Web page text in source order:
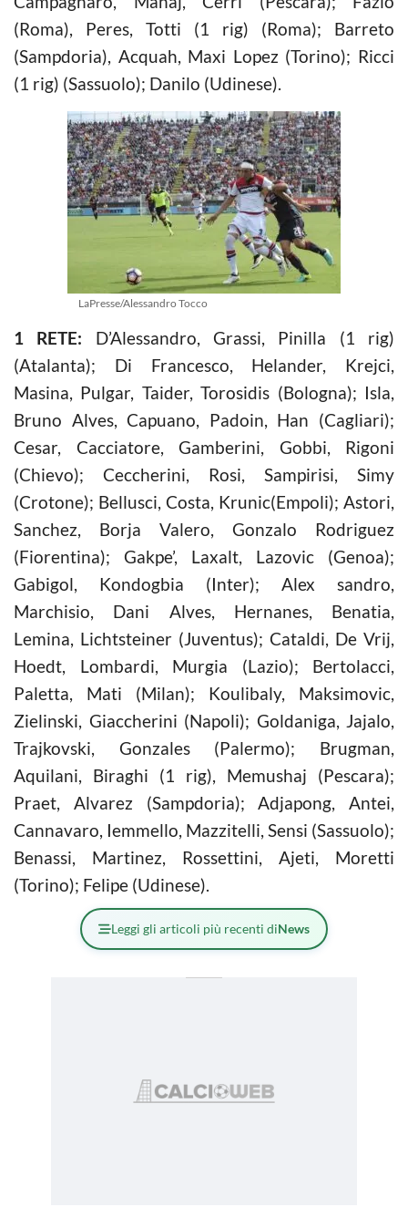
(Roma), Peres, Totti (1 rig) (Roma); Barreto
(Sampdoria), Acquah, Maxi Lopez (Torino); Ricci
(1 rig) (Sassuolo); Danilo (Udinese).
LaPresse/Alessandro Tocco
1 RETE: D’Alessandro, Grassi, Pinilla (1 rig)
(Atalanta); Di Francesco, Helander, Krejci,
Masina, Pulgar, Taider, Torosidis (Bologna); Isla,
Bruno Alves, Capuano, Padoin, Han (Cagliari);
Cesar, Cacciatore, Gamberini, Gobbi, Rigoni
(Chievo); Ceccherini, Rosi, Sampirisi, Simy
(Crotone); Bellusci, Costa, Krunic(Empoli); Astori,
Sanchez, Borja Valero, Gonzalo Rodriguez
(Fiorentina); Gakpe’, Laxalt, Lazovic (Genoa);
Gabigol, Kondogbia (Inter); Alex sandro,
Marchisio, Dani Alves, Hernanes, Benatia,
Lemina, Lichtsteiner (Juventus); Cataldi, De Vrij,
Hoedt, Lombardi, Murgia (Lazio); Bertolacci,
Paletta, Mati (Milan); Koulibaly, Maksimovic,
Zielinski, Giaccherini (Napoli); Goldaniga, Jajalo,
Trajkovski, Gonzales (Palermo); Brugman,
Aquilani, Biraghi (1 rig), Memushaj (Pescara);
Praet, Alvarez (Sampdoria); Adjapong, Antei,
Cannavaro, Iemmello, Mazzitelli, Sensi (Sassuolo);
Benassi, Martinez, Rossettini, Ajeti, Moretti
(Torino); Felipe (Udinese).
Leggi gli articoli più recenti diNews